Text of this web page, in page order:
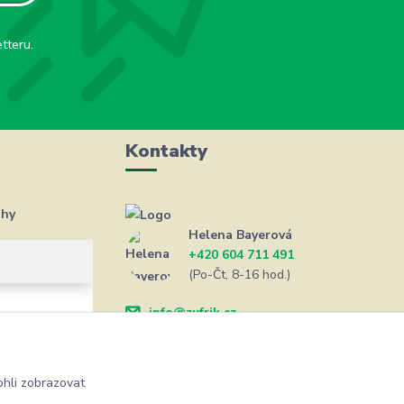
Kontakty
Helena Bayerová
+420 604 711 491
(Po-Čt, 8-16 hod.)
info@zufrik.cz
zobrazovat